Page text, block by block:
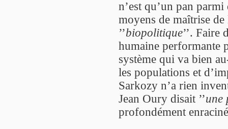
n’est qu’un pan
moyens de maîtrise
’’biopolitique’’. Faire
humaine performante
système qui va bien
les populations et
Sarkozy n’a rien
Jean Oury disait ’’une
profondément